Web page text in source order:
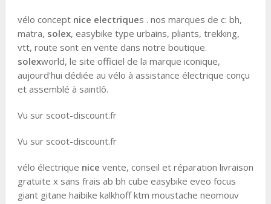
vélo concept nice electriques . nos marques de c: bh,
matra, solex, easybike type urbains, pliants, trekking,
vtt, route sont en vente dans notre boutique.
solexworld, le site officiel de la marque iconique,
aujourd'hui dédiée au vélo à assistance électrique conçu
et assemblé à saintlô.
Vu sur scoot-discount.fr
Vu sur scoot-discount.fr
vélo électrique nice vente, conseil et réparation livraison
gratuite x sans frais ab bh cube easybike eveo focus
giant gitane haibike kalkhoff ktm moustache neomouv